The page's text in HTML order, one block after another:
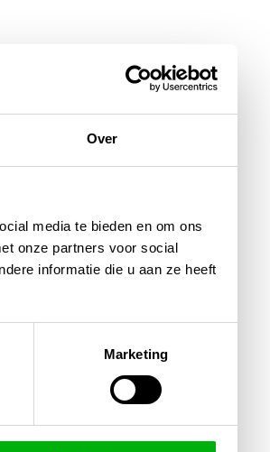
Over
media te bieden en om ons
onze partners voor social
informatie die u aan ze heeft
Marketing